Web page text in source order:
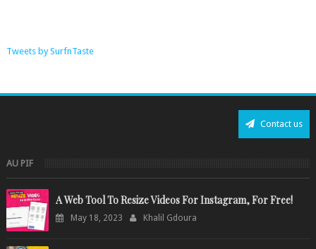
Tweets by SurfnTaste
Contact us
AU PIF
A Web Tool To Resize Videos For Instagram, For Free!
May 18, 2023 Khalil Gdoura